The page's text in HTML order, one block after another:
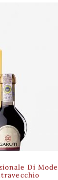
Di